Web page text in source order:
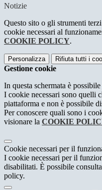
Notizie
Questo sito o gli strumenti
cookie necessari al
COOKIE POLICY.
Personalizza Rifiuta tutti i
Gestione cookie
In questa schermata è
I cookie necessari sono quelli
piattaforma e non è possibile
Per conoscere quali sono i
visionare la COOKIE
Cookie necessari per il
I cookie necessari per il
disabilitati. È possibile
policy.